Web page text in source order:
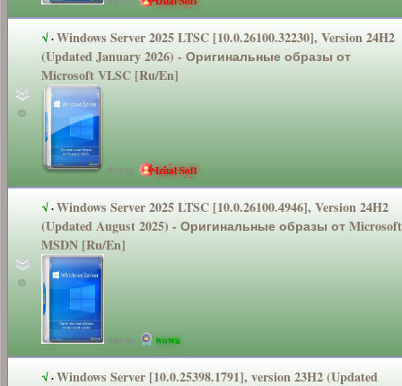
√·Windows Server 2025 LTSC [10.0.26100.32230], Version 24H2
(Updated January 2026) - Оригинальныеобразы от
Microsoft VLSC [Ru/En]
Автор: Izual Soft
√·Windows Server 2025 LTSC [10.0.26100.4946], Version 24H2
(Updated August 2025) - Оригинальныеобразы от Microsoft
MSDN [Ru/En]
Автор: wowa
√·Windows Server [10.0.25398.1791], version 23H2 (Updated